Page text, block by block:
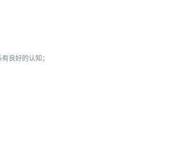
良好的认知；